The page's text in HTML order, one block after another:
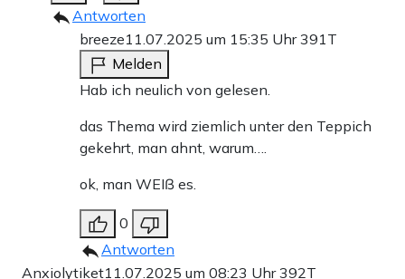
Antworten
breeze11.07.2025 um 15:35 Uhr391T
Melden
Hab ich neulich von gelesen.
das Thema wird ziemlich unter den Teppich
gekehrt, man ahnt, warum….
ok, man WEIß es.
0
Antworten
Anxiolytiket11.07.2025 um 08:23 Uhr392T